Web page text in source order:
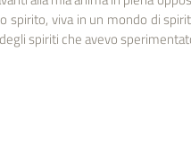
spirito, viva in un mondo di
spiriti che avevo